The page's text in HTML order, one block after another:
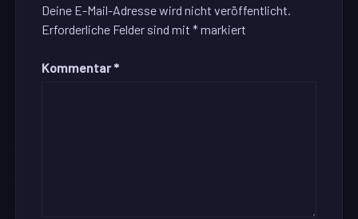
Deine E-Mail-Adresse wird nicht veröffentlicht.
Erforderliche Felder sind mit*markiert
Kommentar *